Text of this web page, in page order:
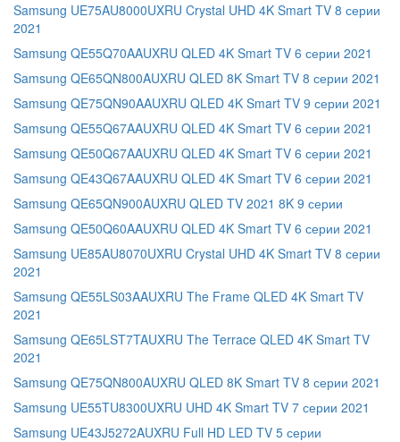
Samsung UE75AU8000UXRU Crystal UHD 4K Smart TV 8 серии
2021
Samsung QE55Q70AAUXRU QLED 4K Smart TV 6 серии 2021
Samsung QE65QN800AUXRU QLED 8K Smart TV 8 серии 2021
Samsung QE75QN90AAUXRU QLED 4K Smart TV 9 серии 2021
Samsung QE55Q67AAUXRU QLED 4K Smart TV 6 серии 2021
Samsung QE50Q67AAUXRU QLED 4K Smart TV 6 серии 2021
Samsung QE43Q67AAUXRU QLED 4K Smart TV 6 серии 2021
Samsung QE65QN900AUXRU QLED TV 2021 8K 9 серии
Samsung QE50Q60AAUXRU QLED 4K Smart TV 6 серии 2021
Samsung UE85AU8070UXRU Crystal UHD 4K Smart TV 8 серии
2021
Samsung QE55LS03AAUXRU The Frame QLED 4K Smart TV
2021
Samsung QE65LST7TAUXRU The Terrace QLED 4K Smart TV
2021
Samsung QE75QN800AUXRU QLED 8K Smart TV 8 серии 2021
Samsung UE55TU8300UXRU UHD 4K Smart TV 7 серии 2021
Samsung UE43J5272AUXRU Full HD LED TV 5 серии